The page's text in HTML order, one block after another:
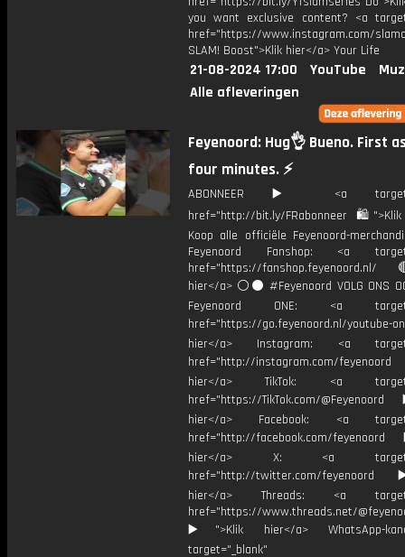
you want exclusive content? <a
href="https://www.instagram.com/
SLAM! Boost">Klik hier</a> Your Life
21-08-2024 17:00 YouTube
Alle afleveringen
Feyenoord: Hug👌 Bueno. First
four minutes. ⚡️
ABONNEER ▶️ <a
href="http://bit.ly/FRabonneer
Koop alle officiële Feyenoord-
Feyenoord Fanshop: <a
href="https://
hier</a> ⚪️⚫ #Feyenoord VOLG ONS
Feyenoord ONE: <a
href="https://go.feyenoord.nl/youtube-
hier</a> Instagram: <a
href="http://instagram.com/
hier</a> TikTok: <a
href="https://TikTok.com/
hier</a> Facebook: <a
href="http://facebook.com/
hier</a> X: <a
href="http://twitter.com/
hier</a> Threads: <a
href="https://www.threads.net/
▶️">Klik hier</a> WhatsApp-
target="_blank"